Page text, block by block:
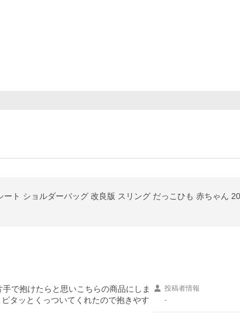
で抱けたらと思いこちらの商品にしま
タッとくっついてくれたので抱きやす
投稿者情報
-